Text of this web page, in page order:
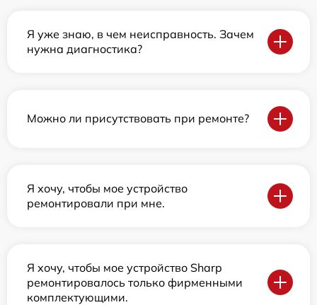
Я уже знаю, в чем неисправность. Зачем
нужна диагностика?
Можно ли присутствовать при ремонте?
Я хочу, чтобы мое устройство
ремонтировали при мне.
Я хочу, чтобы мое устройство Sharp
ремонтировалось только фирменными
комплектующими.